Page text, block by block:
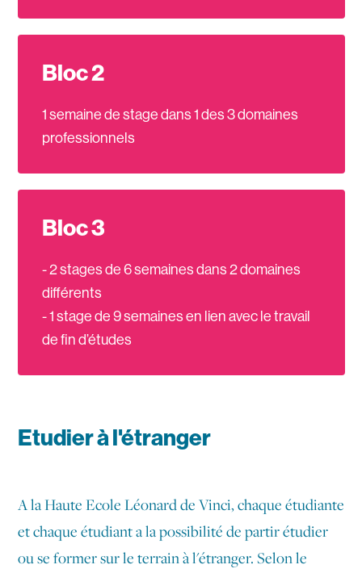
Bloc 2
1 semaine de stage dans 1 des 3 domaines
professionnels
Bloc 3
- 2 stages de 6 semaines dans 2 domaines
différents
- 1 stage de 9 semaines en lien avec le travail
de fin d’études
Etudier à l'étranger
A la Haute Ecole Léonard de Vinci, chaque étudiante
et chaque étudiant a la possibilité de partir étudier
ou se former sur le terrain à l'étranger. Selon le